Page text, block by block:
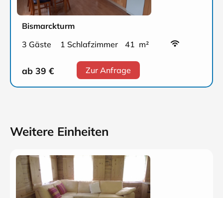
Bismarckturm
3 Gäste
1 Schlafzimmer 41 m²
ab 39 € Zur Anfrage
Weitere Einheiten